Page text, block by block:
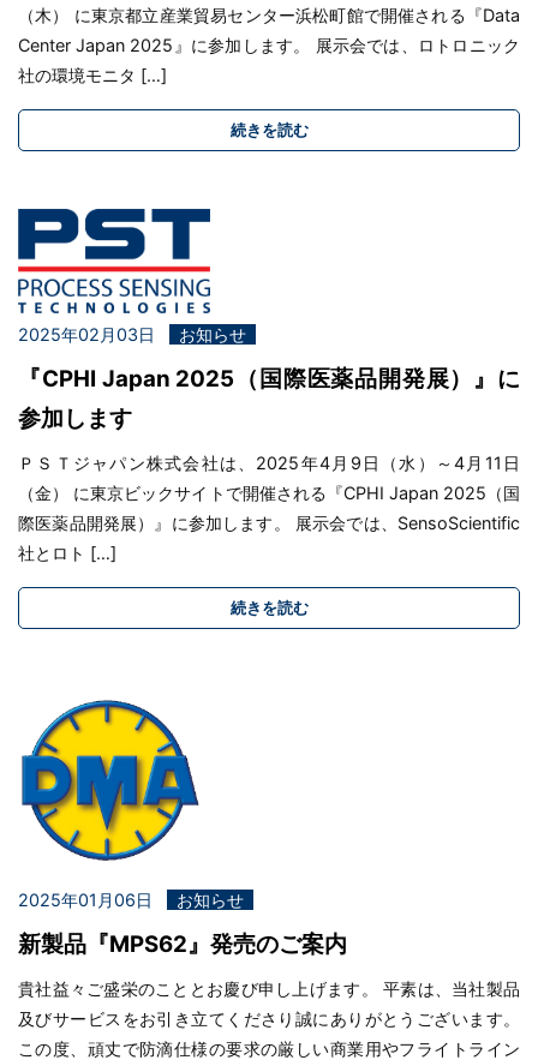
（木） に東京都立産業貿易センター浜松町館で開催される『Data
Center Japan 2025』に参加します。 展示会では、ロトロニック
社の環境モニタ […]
続きを読む
2025年02月03日 お知らせ
『CPHI Japan 2025（国際医薬品開発展）』に
参加します
ＰＳＴジャパン株式会社は、2025年4月9日（水）～4月11日
（金） に東京ビックサイトで開催される『CPHI Japan 2025（国
際医薬品開発展）』に参加します。 展示会では、SensoScientific
社とロト […]
続きを読む
2025年01月06日 お知らせ
新製品『MPS62』発売のご案内
貴社益々ご盛栄のこととお慶び申し上げます。 平素は、当社製品
及びサービスをお引き立てくださり誠にありがとうございます。
この度、頑丈で防滴仕様の要求の厳しい商業用やフライトライン